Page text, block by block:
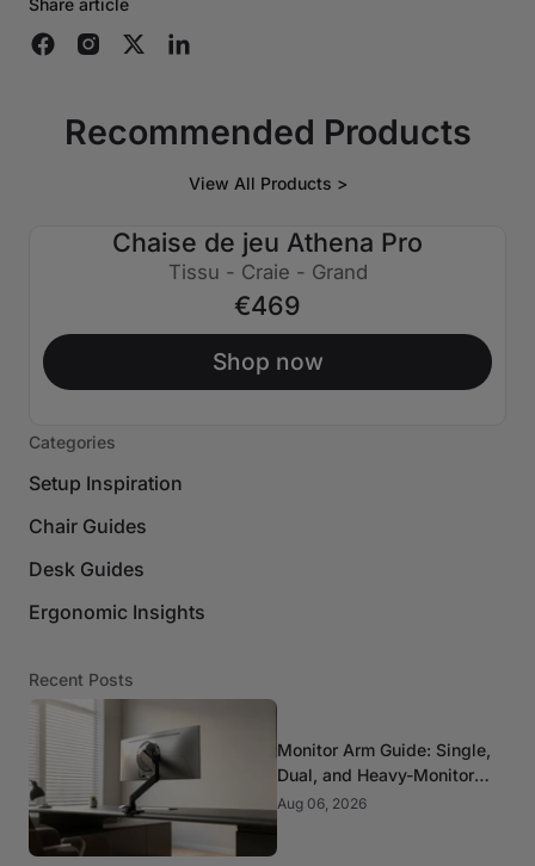
Recommended Products
View All Products >
Chaise de jeu Athena Pro
Tissu - Craie - Grand
€469
Shop now
Categories
Setup Inspiration
Chair Guides
Desk Guides
Ergonomic Insights
Recent Posts
Monitor Arm Guide: Single,
Dual, and Heavy-Monitor
Mounts
Aug 06, 2026